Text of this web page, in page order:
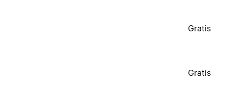
Gratis
Gratis